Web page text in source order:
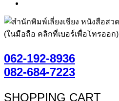
(ในมือถือ คลิกที่เบอร์เพื่อโทรออก)
062-192-8936
082-684-7223
SHOPPING CART